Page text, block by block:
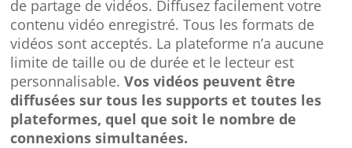
de partage de vidéos. Diffusez facilement votre
contenu vidéo enregistré. Tous les formats de
vidéos sont acceptés. La plateforme n’a aucune
limite de taille ou de durée et le lecteur est
personnalisable.Vos vidéos peuvent être
diffusées sur tous les supports et toutes les
plateformes, quel que soit le nombre de
connexions simultanées.